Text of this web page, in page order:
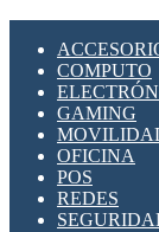
COMPUTO
GAMING
OFICINA
POS
REDES